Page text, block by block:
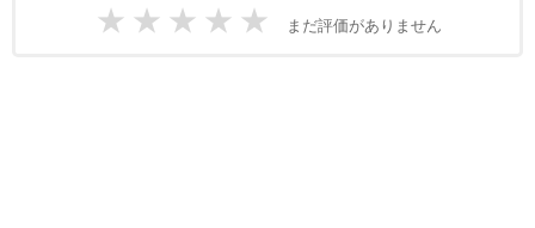
★ ★ ★ ★ ★ まだ評価がありません